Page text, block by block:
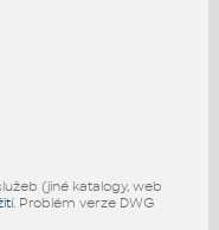
(jiné katalogy, web
. Problém verze DWG